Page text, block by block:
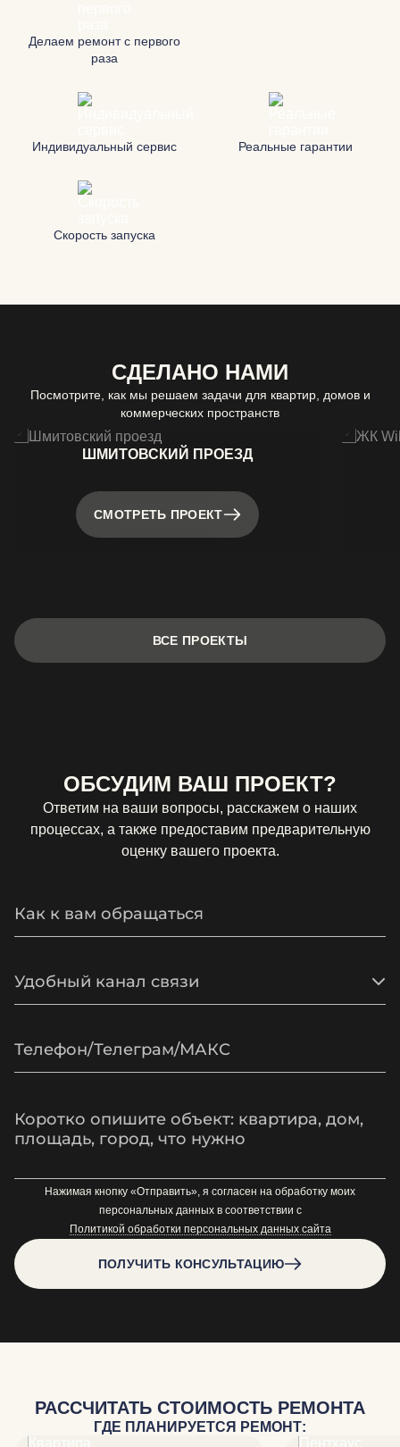
Делаем ремонт с первого
раза
Индивидуальный сервис Реальные гарантии
Скорость запуска
СДЕЛАНО НАМИ
Посмотрите, как мы решаем задачи для квартир, домов и
коммерческих пространств
ШМИТОВСКИЙ ПРОЕЗД
СМОТРЕТЬ ПРОЕКТ
ВСЕ ПРОЕКТЫ
ОБСУДИМ ВАШ ПРОЕКТ?
Ответим на ваши вопросы, расскажем о наших
процессах, а также предоставим предварительную
оценку вашего проекта.
Удобный канал связи
ПОЛУЧИТЬ КОНСУЛЬТАЦИЮ
Нажимая кнопку «Отправить», я согласен на обработку моих
персональных данных в соответствии с
Политикой обработки персональных данных сайта
РАССЧИТАТЬ СТОИМОСТЬ РЕМОНТА
ГДЕ ПЛАНИРУЕТСЯ РЕМОНТ: